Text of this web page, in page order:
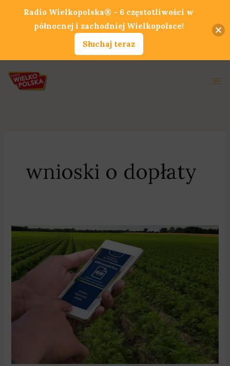
wnioski o dopłaty
Wnioski
dopłaty
bezpośrednio
jedynie
aplikację
Radio Wielkopolska® - 6 częstotliwości w
północnej i zachodniej Wielkopolsce!
Słuchaj teraz